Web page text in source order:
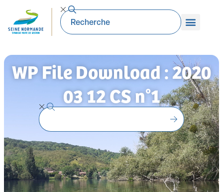
WP File Download : 2020
03 12 CS n°1